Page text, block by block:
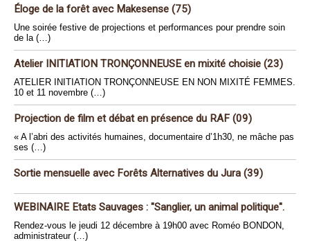
Éloge de la forêt avec Makesense (75)
Une soirée festive de projections et performances pour prendre soin
de la (…)
Atelier INITIATION TRONÇONNEUSE en mixité choisie (23)
ATELIER INITIATION TRONÇONNEUSE EN NON MIXITÉ FEMMES.
10 et 11 novembre (…)
Projection de film et débat en présence du RAF (09)
« A l’abri des activités humaines, documentaire d’1h30, ne mâche pas
ses (…)
Sortie mensuelle avec Forêts Alternatives du Jura (39)
WEBINAIRE Etats Sauvages : "Sanglier, un animal politique".
Rendez-vous le jeudi 12 décembre à 19h00 avec Roméo BONDON,
administrateur (…)